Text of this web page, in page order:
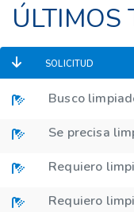
ÚLTIMOS
SOLICITUD
Busco
Se precisa
Requiero
Requiero